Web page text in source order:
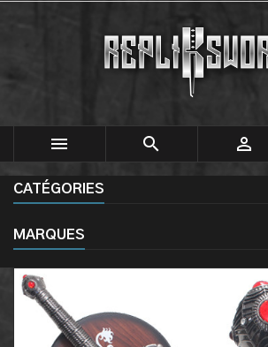
  
CATÉGORIES
MARQUES